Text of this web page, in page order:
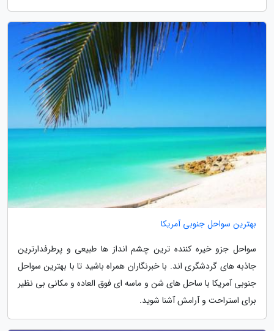
بهترین سواحل جنوبی آمریکا
سواحل جزو خیره کننده ترین چشم انداز ها طبیعی و پرطرفدارترین
جاذبه های گردشگری اند. با خبرنگاران همراه باشید تا با بهترین سواحل
جنوبی آمریکا با ساحل های شن و ماسه ای فوق العاده و مکانی بی نظیر
برای استراحت و آرامش آشنا شوید.